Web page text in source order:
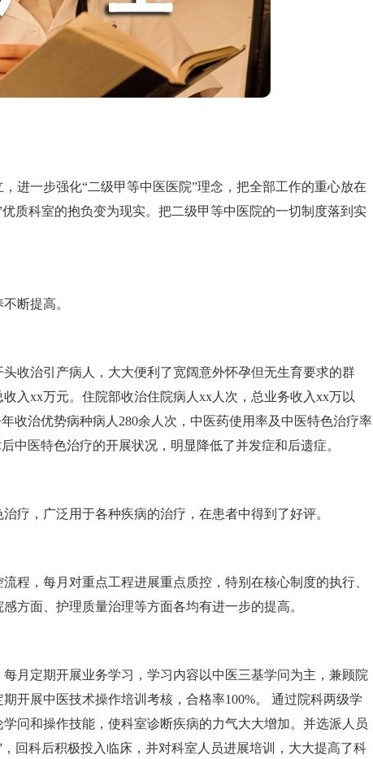
一步强化“二级甲等中医医院”理念，把全部工作的重心放在
质科室的抱负变为现实。把二级甲等中医院的一切制度落到实
断提高。
治引产病人，大大便利了宽阔意外怀孕但无生育要求的群
入xx万元。住院部收治住院病人xx人次，总业务收入xx万以
收治优势病种病人280余人次，中医药使用率及中医特色治疗率
中医特色治疗的开展状况，明显降低了并发症和后遗症。
，广泛用于各种疾病的治疗，在患者中得到了好评。
，每月对重点工程进展重点质控，特别在核心制度的执行、
方面、护理质量治理等方面各均有进一步的提高。
定期开展业务学习，学习内容以中医三基学问为主，兼顾院
开展中医技术操作培训考核，合格率100%。 通过院科两级学
问和操作技能，使科室诊断疾病的力气大大增加。并选派人员
回科后积极投入临床，并对科室人员进展培训，大大提高了科